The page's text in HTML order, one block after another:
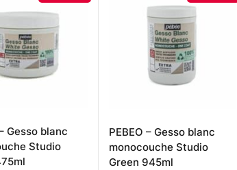
Gesso blanc
Studio
PEBEO – Gesso blanc
monocouche Studio
Green 945ml